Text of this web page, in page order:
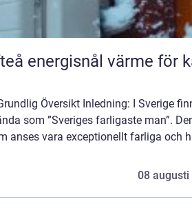
kallt
Översikt Inledning: I Sverige
som ”Sveriges farligaste man”.
anses vara exceptionellt farliga och
08 augusti